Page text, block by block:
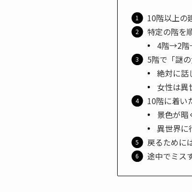
10階以上の
特定の階を
4階→2
5階で「謎
絶対に話
女性は異
10階に着い
景色が暗
異世界に
戻るために
途中でミス